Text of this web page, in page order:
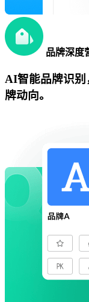
品牌深度
AI智能品牌识别
牌动向。